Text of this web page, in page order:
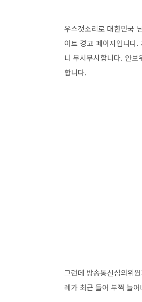
우스갯소리로 대한민국
이트 경고 페이지입니다
니 무시무시합니다. 안
합니다.
그런데 방송통신심의위
례가 최근 들어 부쩍 늘